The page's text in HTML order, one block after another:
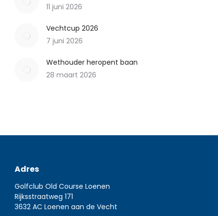
11 juni 2026
Vechtcup 2026
7 juni 2026
Wethouder heropent baan
28 maart 2026
Adres
Golfclub Old Course Loenen
Rijksstraatweg 171
3632 AC Loenen aan de Vecht